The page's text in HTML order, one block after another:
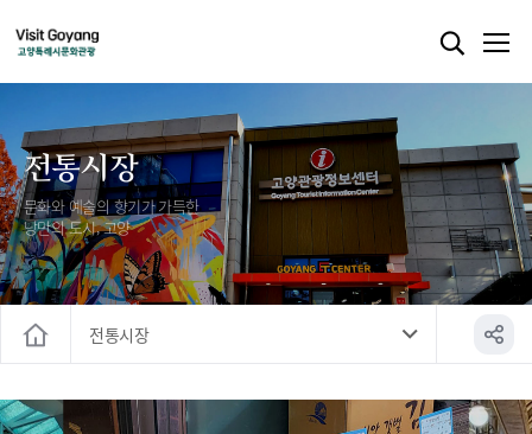
전통시장
문화와 예술의 향기가 가득한
낭만의 도시, 고양
전통시장